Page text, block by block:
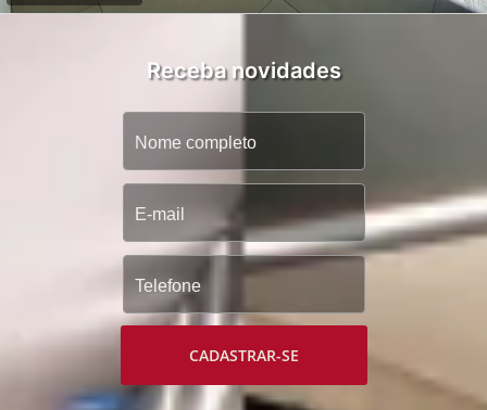
Receba novidades
CADASTRAR-SE